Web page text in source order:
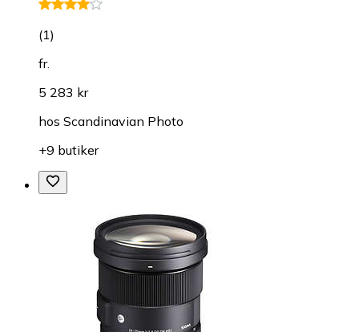
(1)
fr.
5 283 kr
hos Scandinavian Photo
+9 butiker